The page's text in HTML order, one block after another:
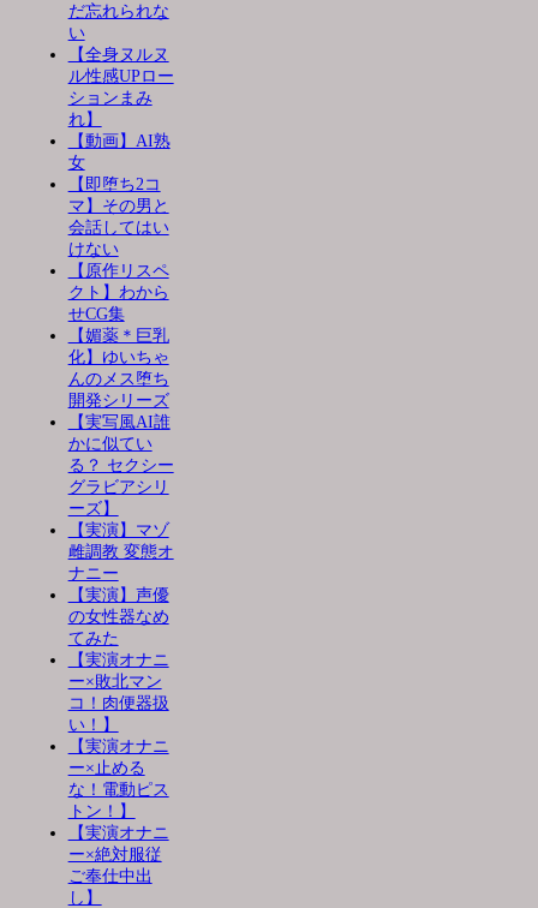
だ忘れられな
い
【全身ヌルヌ
ル性感UPロー
ションまみ
れ】
【動画】AI熟
女
【即堕ち2コ
マ】その男と
会話してはい
けない
【原作リスペ
クト】わから
せCG集
【媚薬＊巨乳
化】ゆいちゃ
んのメス堕ち
開発シリーズ
【実写風AI誰
かに似てい
る？ セクシー
グラビアシリ
ーズ】
【実演】マゾ
雌調教 変態オ
ナニー
【実演】声優
の女性器なめ
てみた
【実演オナニ
ー×敗北マン
コ！肉便器扱
い！】
【実演オナニ
ー×止める
な！電動ピス
トン！】
【実演オナニ
ー×絶対服従
ご奉仕中出
し】